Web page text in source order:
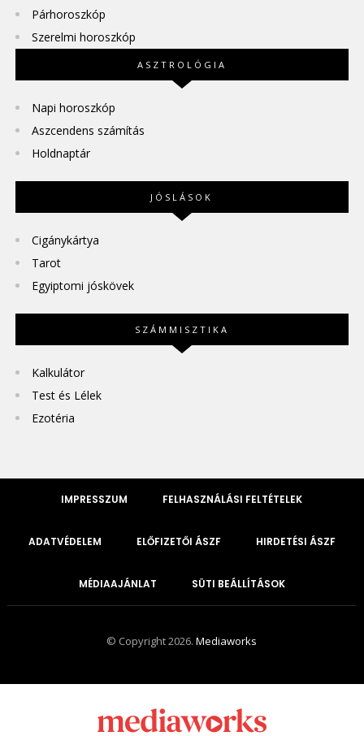
Párhoroszkóp
Szerelmi horoszkóp
ASZTROLÓGIA
Napi horoszkóp
Aszcendens számítás
Holdnaptár
JÓSLÁSOK
Cigánykártya
Tarot
Egyiptomi jóskövek
SZÁMMISZTIKA
Kalkulátor
Test és Lélek
Ezotéria
IMPRESSZUM FELHASZNÁLÁSI FELTÉTELEK
ADATVÉDELEM ELŐFIZETŐI ÁSZF HIRDETÉSI ÁSZF
MÉDIAAJÁNLAT SÜTI BEÁLLÍTÁSOK
© Copyright 2026.Mediaworks